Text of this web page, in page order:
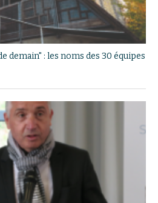
demain" : les noms des 30 équipes